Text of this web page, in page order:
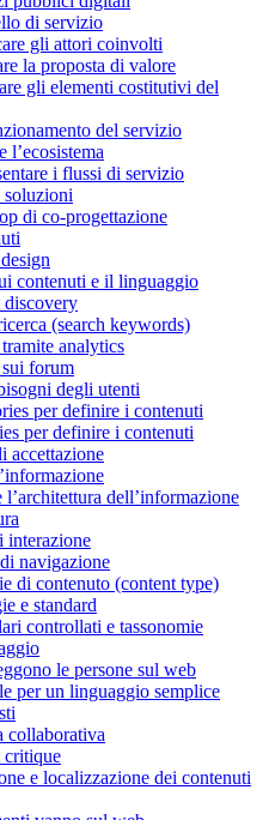
di servizio
gli attori coinvolti
la proposta di valore
gli elementi costitutivi del
del servizio
l’ecosistema
i flussi di servizio
soluzioni
di co-progettazione
contenuti e il linguaggio
discovery
(search keywords)
analytics
forum
degli utenti
per definire i contenuti
per definire i contenuti
accettazione
dell’informazione
interazione
navigazione
di contenuto (content type)
e standard
controllati e tassonomie
le persone sul web
per un linguaggio semplice
collaborativa
critique
e localizzazione dei contenuti